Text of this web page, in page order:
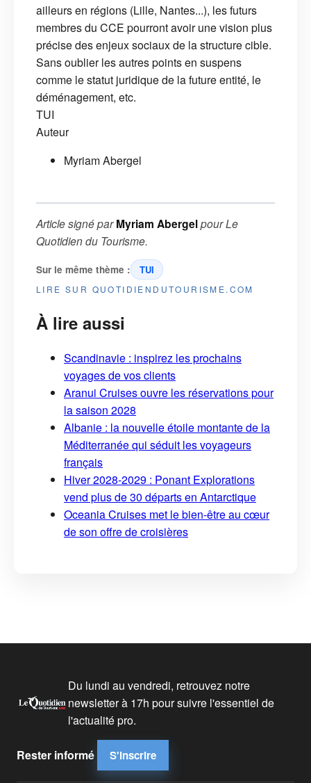
ailleurs en régions (Lille, Nantes...), les futurs
membres du CCE pourront avoir une vision plus
précise des enjeux sociaux de la structure cible.
Sans oublier les autres points en suspens
comme le statut juridique de la future entité, le
déménagement, etc.
TUI
Auteur
Myriam Abergel
Article signé parMyriam AbergelpourLe
Quotidien du Tourisme.
Sur le même thème : TUI
LIRE SUR QUOTIDIENDUTOURISME.COM
À lire aussi
Scandinavie : inspirez les prochains
voyages de vos clients
Aranui Cruises ouvre les réservations pour
la saison 2028
Albanie : la nouvelle étoile montante de la
Méditerranée qui séduit les voyageurs
français
Hiver 2028-2029 : Ponant Explorations
vend plus de 30 départs en Antarctique
Oceania Cruises met le bien-être au cœur
de son offre de croisières
Du lundi au vendredi, retrouvez notre
newsletter à 17h pour suivre l'essentiel de
l'actualité pro.
Rester informé S'inscrire